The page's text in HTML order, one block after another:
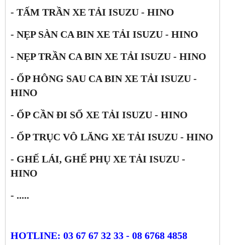
- TẤM TRẦN XE TẢI ISUZU - HINO
- NẸP SÀN CA BIN XE TẢI ISUZU - HINO
- NẸP TRẦN CA BIN XE TẢI ISUZU - HINO
- ỐP HÔNG SAU CA BIN XE TẢI ISUZU -
HINO
- ỐP CẦN ĐI SỐ XE TẢI ISUZU - HINO
- ỐP TRỤC VÔ LĂNG XE TẢI ISUZU - HINO
- GHẾ LÁI, GHẾ PHỤ XE TẢI ISUZU -
HINO
- .....
HOTLINE: 03 67 67 32 33 - 08 6768 4858